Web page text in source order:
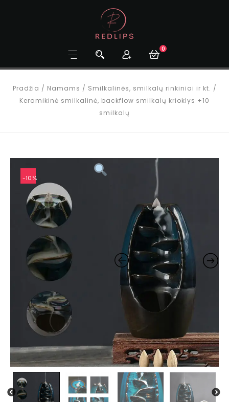
0
Pradžia / Namams / Smilkalinės, smilkalų rinkiniai ir kt. /
Keramikinė smilkalinė, backflow smilkalų krioklys +10
smilkalų
-10%